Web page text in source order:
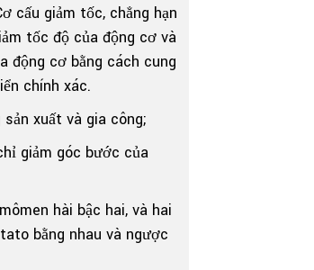
cấu giảm tốc, chẳng hạn
tốc độ của động cơ và
động cơ bằng cách cung
chính xác.
xuất và gia công;
giảm góc bước của
hài bậc hai, và hai
bằng nhau và ngược